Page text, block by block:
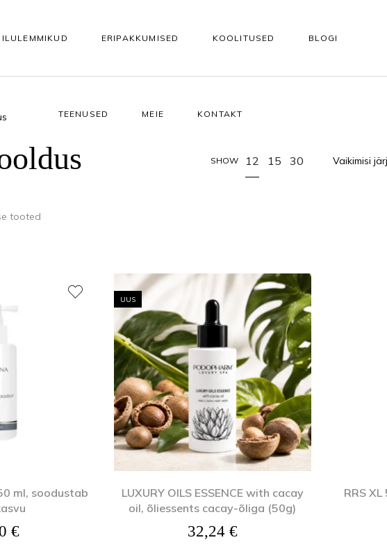
Vannisoolad ja -õlid
Kehapuhastusgeelid
Kehaõlid
Geellaki otsing värvitoonide kaupa
Pealisgeelid
Küünedisain
Happehooldus
Näomaskid
Päevakreemid
Öökreemid
Näoseerumid
Silmakreemid
Silmaseerumid
ILULEMMIKUD ERIPAKKUMISED KOOLITUSED BLOGI
TEENUSED MEIE KONTAKT
SHOW 12 15 30
tooted
ml, soodustab
€
UUS
LUXURY OILS ESSENCE with cacay
oil, õliessents cacay-õliga (50g)
32,24 €
RRS